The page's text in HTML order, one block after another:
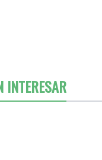
INTERESAR